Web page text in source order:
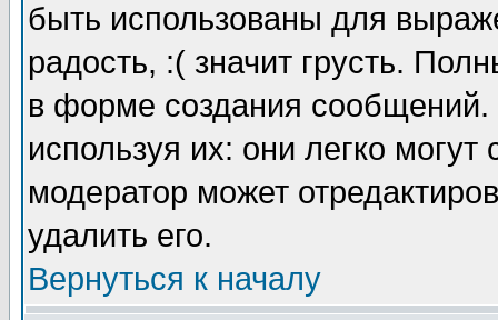
быть использованы для
радость, :( значит грусть.
в форме создания сообщений.
используя их: они легко
модератор может
удалить его.
Вернуться к началу